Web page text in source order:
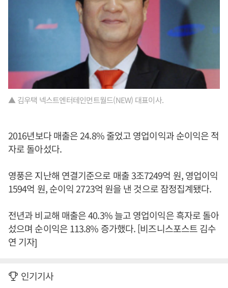
▲ 김우택 넥스트엔터테인먼트월드(NEW) 대표이사.
2016년보다 매출은 24.8% 줄었고 영업이익과 순이익은 적
자로 돌아섰다.
영풍은 지난해 연결기준으로 매출 3조7249억 원, 영업이익
1594억 원, 순이익 2723억 원을 낸 것으로 잠정집계됐다.
전년과 비교해 매출은 40.3% 늘고 영업이익은 흑자로 돌아
섰으며 순이익은 113.8% 증가했다. [비즈니스포스트 김수
연 기자]
인기기사